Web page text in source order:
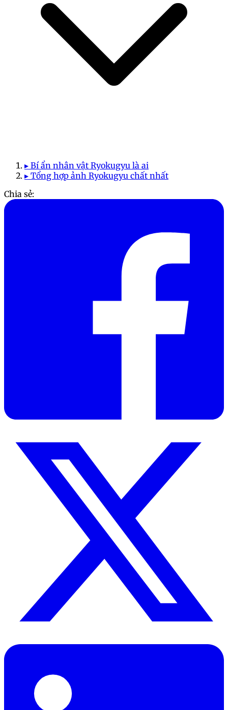
▸ Bí ẩn nhân vật Ryokugyu là ai
▸ Tổng hợp ảnh Ryokugyu chất nhất
Chia sẻ: